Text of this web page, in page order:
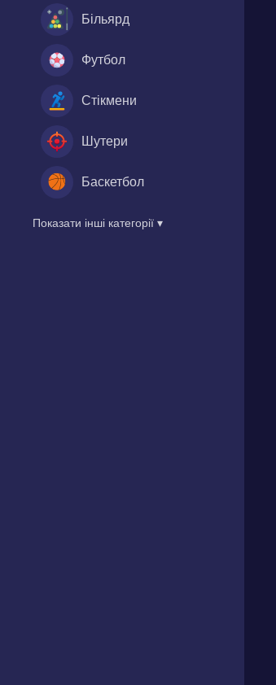
Більярд
Футбол
Стікмени
Шутери
Баскетбол
Показати інші категорії ▾